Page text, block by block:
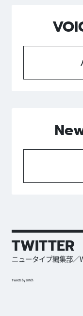
TWITTER
ニュータイプ編集部
Tweets by antch